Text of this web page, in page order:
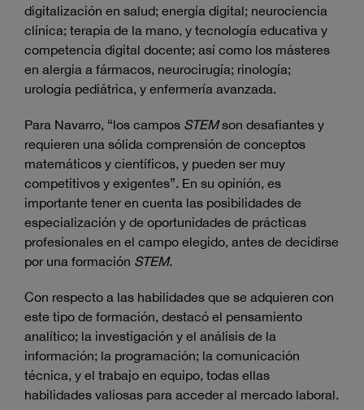
digitalización en salud; energía digital; neurociencia
clínica; terapia de la mano, y tecnología educativa y
competencia digital docente; así como los másteres
en alergia a fármacos, neurocirugía; rinología;
urología pediátrica, y enfermería avanzada.
Para Navarro, “los campos STEMson desafiantes y
requieren una sólida comprensión de conceptos
matemáticos y científicos, y pueden ser muy
competitivos y exigentes”. En su opinión, es
importante tener en cuenta las posibilidades de
especialización y de oportunidades de prácticas
profesionales en el campo elegido, antes de decidirse
por una formación STEM.
Con respecto a las habilidades que se adquieren con
este tipo de formación, destacó el pensamiento
analítico; la investigación y el análisis de la
información; la programación; la comunicación
técnica, y el trabajo en equipo, todas ellas
habilidades valiosas para acceder al mercado laboral.